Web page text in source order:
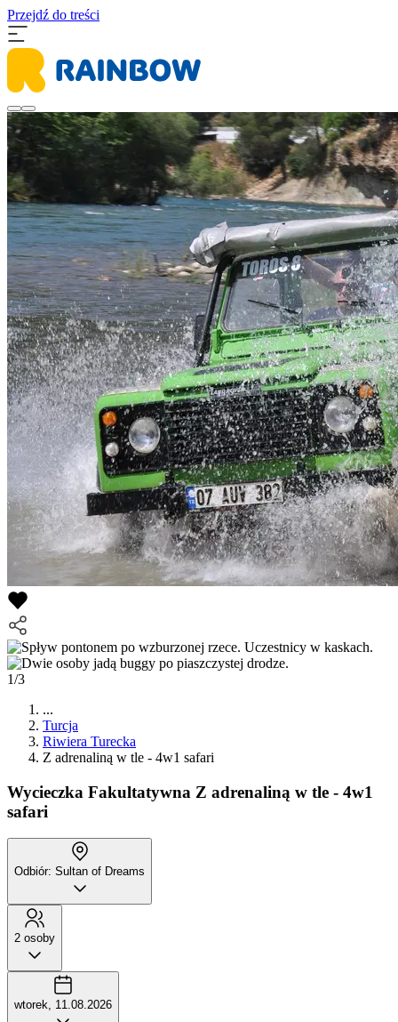
Przejdź do treści
1/3
...
Turcja
Riwiera Turecka
Z adrenaliną w tle - 4w1 safari
Wycieczka Fakultatywna Z adrenaliną w tle - 4w1
safari
Odbiór: Sultan of Dreams
2 osoby
wtorek, 11.08.2026